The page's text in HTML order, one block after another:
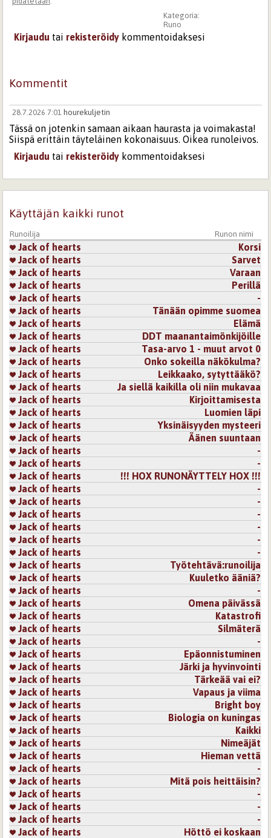
Kategoria:
Runo
Kirjaudu tai rekisteröidy kommentoidaksesi
Kommentit
28.7.2026 7:01 hourekuljetin
Tässä on jotenkin samaan aikaan haurasta ja voimakasta!
Siispä erittäin täyteläinen kokonaisuus. Oikea runoleivos.
Kirjaudu tai rekisteröidy kommentoidaksesi
Käyttäjän kaikki runot
Runoilija Runon nimi
Jack of hearts
Korsi
Jack of hearts
Sarvet
Jack of hearts
Varaan
Jack of hearts
Perillä
Jack of hearts
-
Jack of hearts
Tänään opimme suomea
Jack of hearts
Elämä
Jack of hearts
DDT maanantaimönkijöille
Jack of hearts
Tasa-arvo 1 - muut arvot 0
Jack of hearts
Onko sokeilla näkökulma?
Jack of hearts
Leikkaako, sytyttääkö?
Jack of hearts
Ja siellä kaikilla oli niin mukavaa
Jack of hearts
Kirjoittamisesta
Jack of hearts
Luomien läpi
Jack of hearts
Yksinäisyyden mysteeri
Jack of hearts
Äänen suuntaan
Jack of hearts
-
Jack of hearts
-
Jack of hearts
!!! HOX RUNONÄYTTELY HOX !!!
Jack of hearts
-
Jack of hearts
-
Jack of hearts
-
Jack of hearts
-
Jack of hearts
-
Jack of hearts
-
Jack of hearts
Työtehtävä:runoilija
Jack of hearts
Kuuletko ääniä?
Jack of hearts
-
Jack of hearts
Omena päivässä
Jack of hearts
Katastrofi
Jack of hearts
Silmäterä
Jack of hearts
-
Jack of hearts
Epäonnistuminen
Jack of hearts
Järki ja hyvinvointi
Jack of hearts
Tärkeää vai ei?
Jack of hearts
Vapaus ja viima
Jack of hearts
Bright boy
Jack of hearts
Biologia on kuningas
Jack of hearts
Kaikki
Jack of hearts
Nimeäjät
Jack of hearts
Hieman vettä
Jack of hearts
-
Jack of hearts
Mitä pois heittäisin?
Jack of hearts
-
Jack of hearts
-
Jack of hearts
-
Jack of hearts
Höttö ei koskaan